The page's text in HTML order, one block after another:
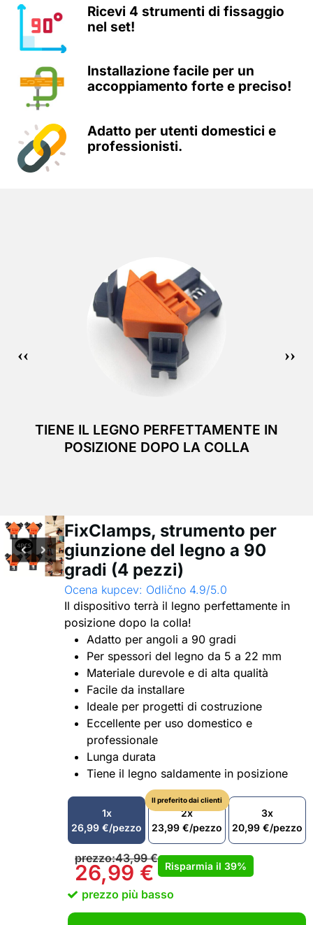
Ricevi 4 strumenti di fissaggio
nel set!
Installazione facile per un
accoppiamento forte e preciso!
Adatto per utenti domestici e
professionisti.
TIENE IL LEGNO PERFETTAMENTE IN
POSIZIONE DOPO LA COLLA
FixClamps, strumento per
giunzione del legno a 90
gradi (4 pezzi)
Ocena kupcev: Odlično 4.9/5.0
Il dispositivo terrà il legno perfettamente in
posizione dopo la colla!
Adatto per angoli a 90 gradi
Per spessori del legno da 5 a 22 mm
Materiale durevole e di alta qualità
Facile da installare
Ideale per progetti di costruzione
Eccellente per uso domestico e
professionale
Lunga durata
Tiene il legno saldamente in posizione
1x
26,99 €/pezzo
Il preferito dai clienti
2x
23,99 €/pezzo
3x
20,99 €/pezzo
prezzo:43,99€
26,99 € Risparmia il 39%
prezzo più basso